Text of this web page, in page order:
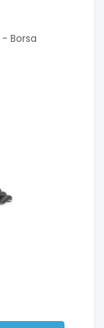
- Borsa